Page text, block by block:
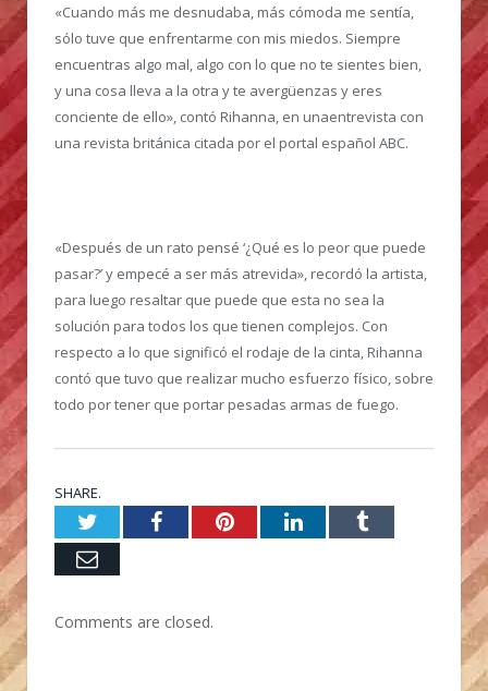
«Cuando más me desnudaba, más cómoda me sentía,
sólo tuve que enfrentarme con mis miedos. Siempre
encuentras algo mal, algo con lo que no te sientes bien,
y una cosa lleva a la otra y te avergüenzas y eres
conciente de ello», contó Rihanna, en unaentrevista con
una revista británica citada por el portal español ABC.
«Después de un rato pensé ‘¿Qué es lo peor que puede
pasar?’ y empecé a ser más atrevida», recordó la artista,
para luego resaltar que puede que esta no sea la
solución para todos los que tienen complejos. Con
respecto a lo que significó el rodaje de la cinta, Rihanna
contó que tuvo que realizar mucho esfuerzo físico, sobre
todo por tener que portar pesadas armas de fuego.
SHARE.
TwitterFacebookPinterestLinkedInTumblr
Email
Comments are closed.